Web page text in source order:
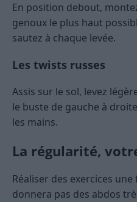
En position debout,
genoux le plus haut
sautez à chaque levée.
Les twists russes
Assis sur le sol, levez
le buste de gauche à
les mains.
La régularité,
Réaliser des exercices
donnera pas des abdos